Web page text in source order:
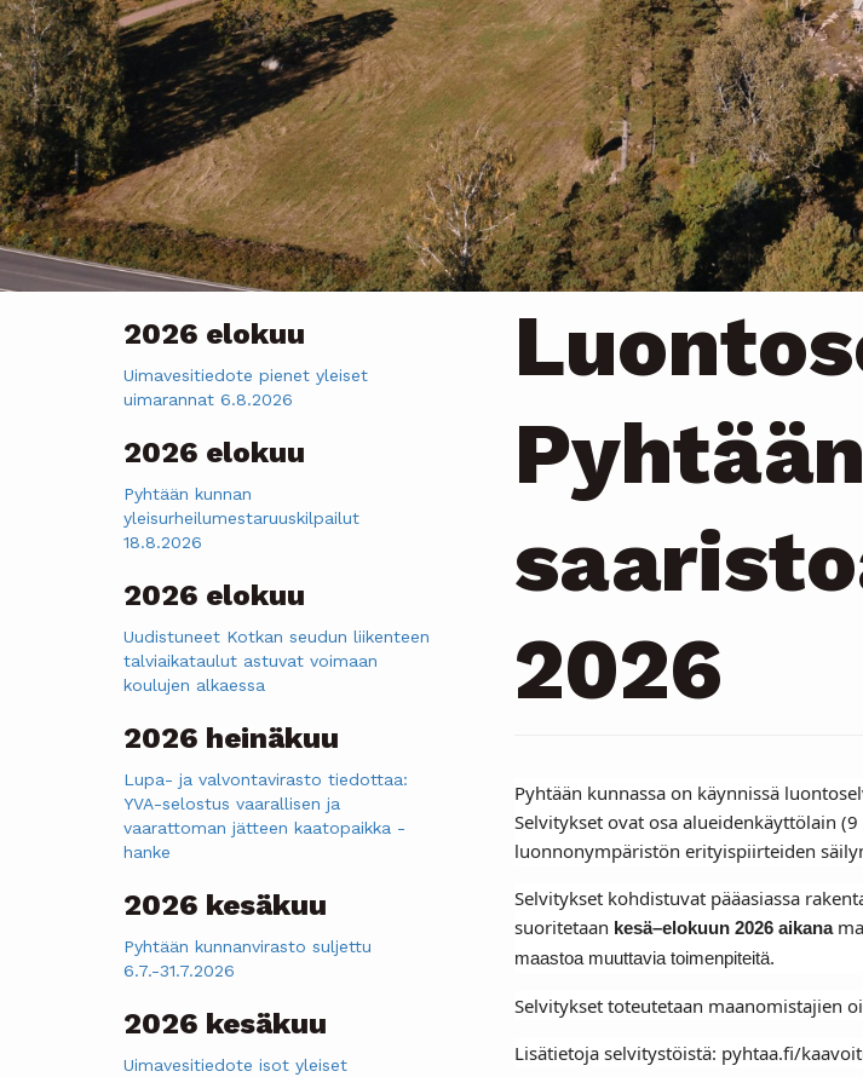
2026 elokuu
Uimavesitiedote pienet yleiset
uimarannat 6.8.2026
2026 elokuu
Pyhtään kunnan
yleisurheilumestaruuskilpailut
18.8.2026
2026 elokuu
Uudistuneet Kotkan seudun liikenteen
talviaikataulut astuvat voimaan
koulujen alkaessa
2026 heinäkuu
Lupa- ja valvontavirasto tiedottaa:
YVA-selostus vaarallisen ja
vaarattoman jätteen kaatopaikka -
hanke
2026 kesäkuu
Pyhtään kunnanvirasto suljettu
6.7.-31.7.2026
2026 kesäkuu
Uimavesitiedote isot yleiset
2026
Pyhtään kunnassa on käynnissä
Selvitykset ovat osa alueidenkäyttölain
luonnonympäristön erityispiirteiden
Selvitykset kohdistuvat pääasiassa
suoritetaan kesä–elokuun 2026 aikana
maastoa muuttavia toimenpiteitä.
Selvitykset toteutetaan maanomistajien
Lisätietoja selvitystöistä: pyhtaa.fi/